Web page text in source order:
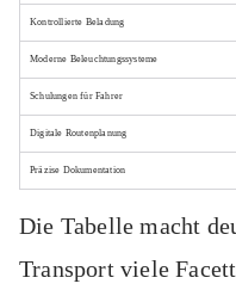
Kontrollierte Beladung
Moderne Beleuchtungssysteme
Schulungen für Fahrer
Digitale Routenplanung
Präzise Dokumentation
Die Tabelle macht
Transport viele